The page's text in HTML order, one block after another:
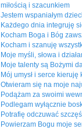
miłością i szacunkiem
Jestem wspaniałym
Każdego dnia integruję
Kocham Boga i Bóg
Kocham i szanuję
Moje myśli, słowa i
Moje talenty są Bożymi
Mój umysł i serce
Otwieram się na moje
Podążam za swoimi
Podlegam wyłącznie
Potrafię odczuwać
Powierzam Bogu moje